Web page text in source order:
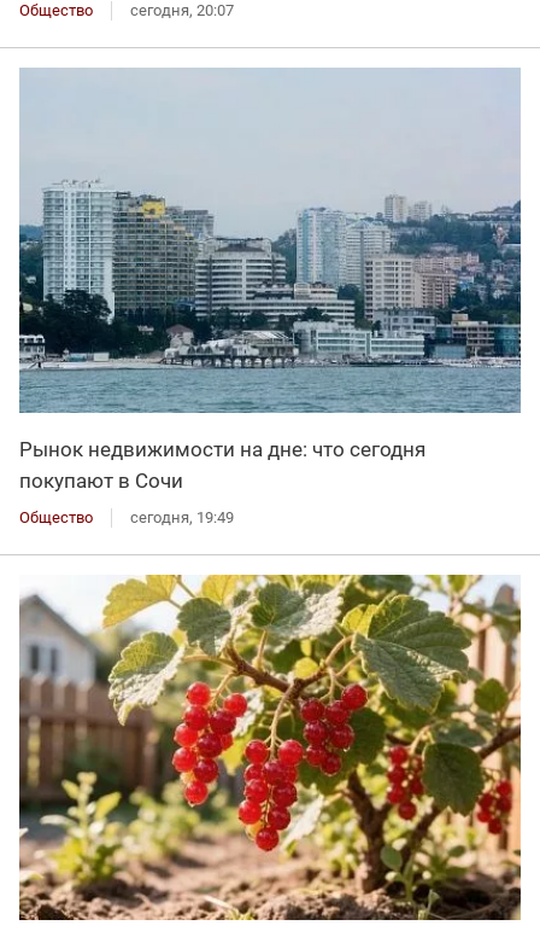
Общество сегодня, 20:07
Рынок недвижимости на дне: что сегодня
покупают в Сочи
Общество сегодня, 19:49